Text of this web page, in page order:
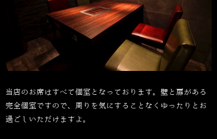
当店のお席はすべて個室となっております。壁と扉がある
完全個室ですので、周りを気にすることなくゆったりとお
過ごしいただけますよ。